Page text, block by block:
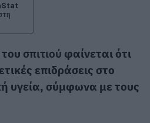
σπιτιού φαίνεται ότι
επιδράσεις στο
υγεία, σύμφωνα με τους